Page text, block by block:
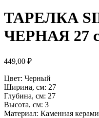
ТАРЕЛКА
ЧЕРНАЯ 27
449,00 ₽
Цвет: Черный
Ширина, см: 27
Глубина, см: 27
Высота, см: 3
Материал: Каменная